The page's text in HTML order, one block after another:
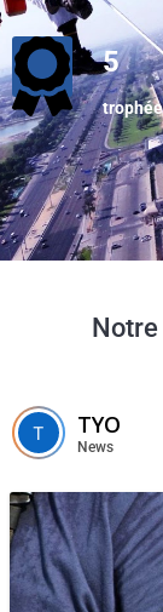
5
Notre
TYO
News